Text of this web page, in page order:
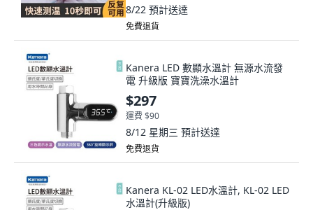
8/22 預計送達
免費退貨
Kanera LED 數顯水溫計 無源水流發
電 升級版 寶寶洗澡水溫計
$297
運費 $90
8/12 星期三 預計送達
免費退貨
Kanera KL-02 LED水溫計, KL-02 LED
水溫計(升級版)